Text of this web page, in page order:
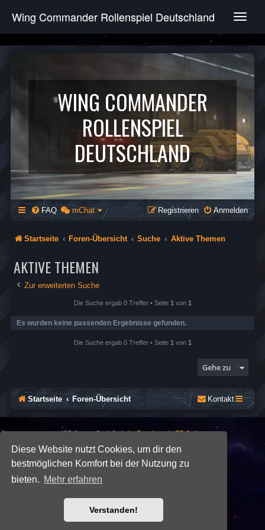
Diese Website nutzt Cookies, um dir den
bestmöglichen Komfort bei der Nutzung zu
bieten. Mehr erfahren
Verstanden!
T
g
e
v
g
a
t
i
o
n
Wing Commander Rollenspiel Deutschland
WING COMMANDER
ROLLENSPIEL
DEUTSCHLAND
FAQ mChat Anmelden
Registrieren
Startseite Foren-Übersicht Suche Aktive Themen
AKTIVE THEMEN
Zur erweiterten Suche
Die Suche ergab 0 Treffer • Seite 1 von 1
Es wurden keine passenden Ergebnisse gefunden.
Die Suche ergab 0 Treffer • Seite 1 von 1
Gehe zu
Startseite Foren-Übersicht Kontakt
*SE Gamer: Dark Style byPremium phpBB Styles
Powered byphpBB ® Forum Software © phpBB Limited
Datenschutz